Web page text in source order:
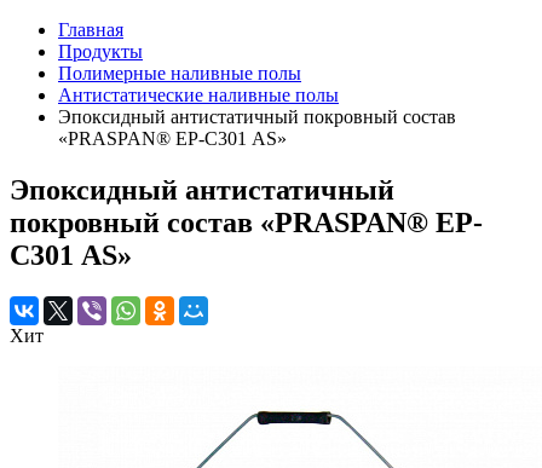
Главная
Продукты
Полимерные наливные полы
Антистатические наливные полы
Эпоксидный антистатичный покровный состав
«PRASPAN® EP-С301 AS»
Эпоксидный антистатичный
покровный состав «PRASPAN® EP-
С301 AS»
Хит